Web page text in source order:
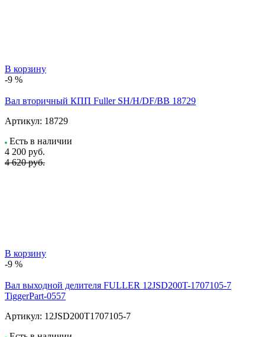
В корзину
-9 %
Вал вторичный КПП Fuller SH/H/DF/BB 18729
Артикул: 18729
Есть в наличии
4 200 руб.
4 620 руб.
В корзину
-9 %
Вал выходной делителя FULLER 12JSD200T-1707105-7
TiggerPart-0557
Артикул: 12JSD200T1707105-7